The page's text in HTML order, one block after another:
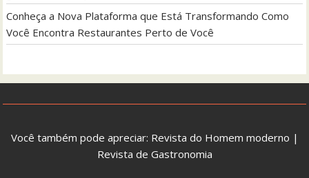
Conheça a Nova Plataforma que Está Transformando Como
Você Encontra Restaurantes Perto de Você
Você também pode apreciar: Revista do Homem moderno |
Revista de Gastronomia